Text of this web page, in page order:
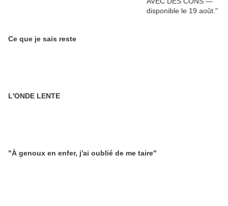
Ce que je sais reste
L'ONDE LENTE
"À genoux en enfer, j'ai oublié de me taire"